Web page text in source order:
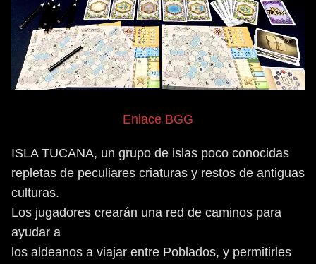
Enlace BGG
ISLA TUCANA, un grupo de islas poco conocidas
repletas de peculiares criaturas y restos de antiguas
culturas.
Los jugadores crearán una red de caminos para
ayudar a
los aldeanos a viajar entre Poblados, y permitirles